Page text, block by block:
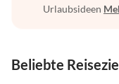
Urlaubsideen
Beliebte